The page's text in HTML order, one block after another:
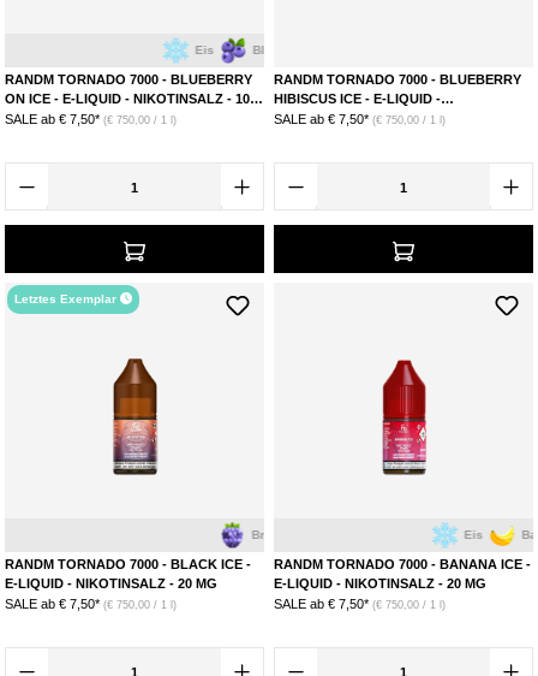
Blaubeere
RANDM TORNADO 7000 - BLUEBERRY
ON ICE - E-LIQUID - NIKOTINSALZ - 10
MG
SALE ab € 7,50* (€ 750,00 / 1 l)
RANDM TORNADO 7000 - BLUEBERRY
HIBISCUS ICE - E-LIQUID -
NIKOTINSALZ - 20 MG
SALE ab € 7,50* (€ 750,00 / 1 l)
Letztes Exemplar
Brombeere
RANDM TORNADO 7000 - BLACK ICE -
E-LIQUID - NIKOTINSALZ - 20 MG
SALE ab € 7,50* (€ 750,00 / 1 l)
Banane
RANDM TORNADO 7000 - BANANA ICE -
E-LIQUID - NIKOTINSALZ - 20 MG
SALE ab € 7,50* (€ 750,00 / 1 l)